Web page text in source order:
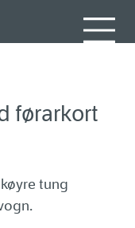
førarkort
tung